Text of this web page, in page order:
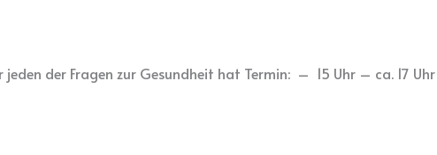
der Fragen zur Gesundheit hat Termin: – 15 Uhr – ca. 17